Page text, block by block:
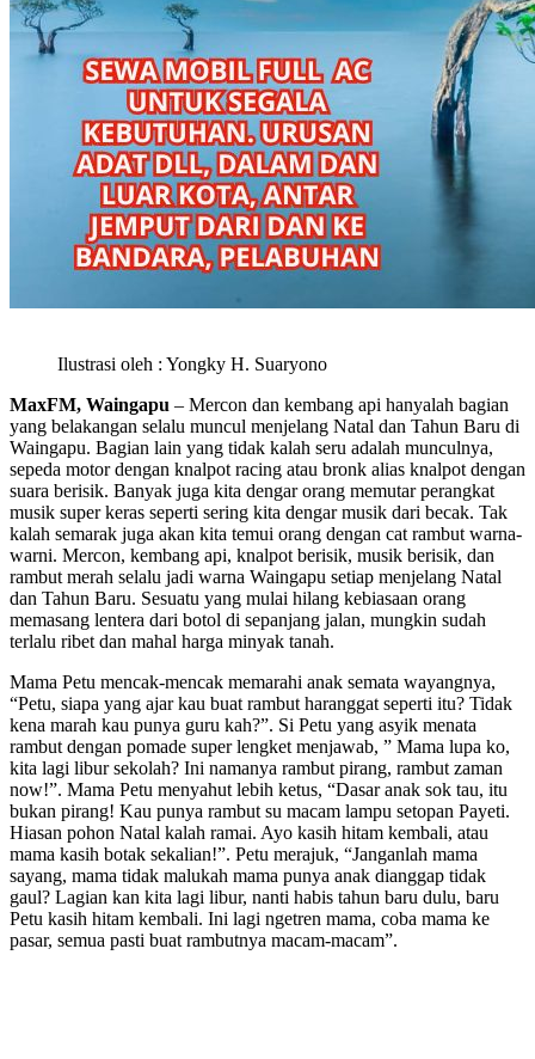
Ilustrasi oleh : Yongky H. Suaryono
MaxFM, Waingapu – Mercon dan kembang api hanyalah bagian
yang belakangan selalu muncul menjelang Natal dan Tahun Baru di
Waingapu. Bagian lain yang tidak kalah seru adalah munculnya,
sepeda motor dengan knalpot racing atau bronk alias knalpot dengan
suara berisik. Banyak juga kita dengar orang memutar perangkat
musik super keras seperti sering kita dengar musik dari becak. Tak
kalah semarak juga akan kita temui orang dengan cat rambut warna-
warni. Mercon, kembang api, knalpot berisik, musik berisik, dan
rambut merah selalu jadi warna Waingapu setiap menjelang Natal
dan Tahun Baru. Sesuatu yang mulai hilang kebiasaan orang
memasang lentera dari botol di sepanjang jalan, mungkin sudah
terlalu ribet dan mahal harga minyak tanah.
Mama Petu mencak-mencak memarahi anak semata wayangnya,
“Petu, siapa yang ajar kau buat rambut haranggat seperti itu? Tidak
kena marah kau punya guru kah?”. Si Petu yang asyik menata
rambut dengan pomade super lengket menjawab, ” Mama lupa ko,
kita lagi libur sekolah? Ini namanya rambut pirang, rambut zaman
now!”. Mama Petu menyahut lebih ketus, “Dasar anak sok tau, itu
bukan pirang! Kau punya rambut su macam lampu setopan Payeti.
Hiasan pohon Natal kalah ramai. Ayo kasih hitam kembali, atau
mama kasih botak sekalian!”. Petu merajuk, “Janganlah mama
sayang, mama tidak malukah mama punya anak dianggap tidak
gaul? Lagian kan kita lagi libur, nanti habis tahun baru dulu, baru
Petu kasih hitam kembali. Ini lagi ngetren mama, coba mama ke
pasar, semua pasti buat rambutnya macam-macam”.